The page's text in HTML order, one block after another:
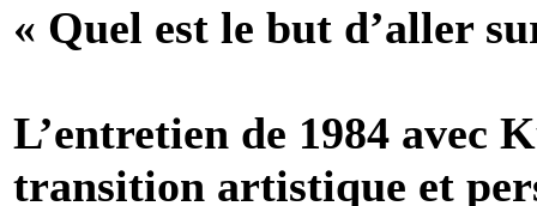
« Quel est le but d’aller
L’entretien de 1984 avec
transition artistique et